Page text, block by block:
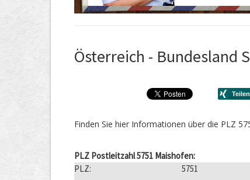
Österreich - Bundesland
Finden Sie hier Informationen über die PLZ
PLZ Postleitzahl 5751 Maishofen:
PLZ:
5751